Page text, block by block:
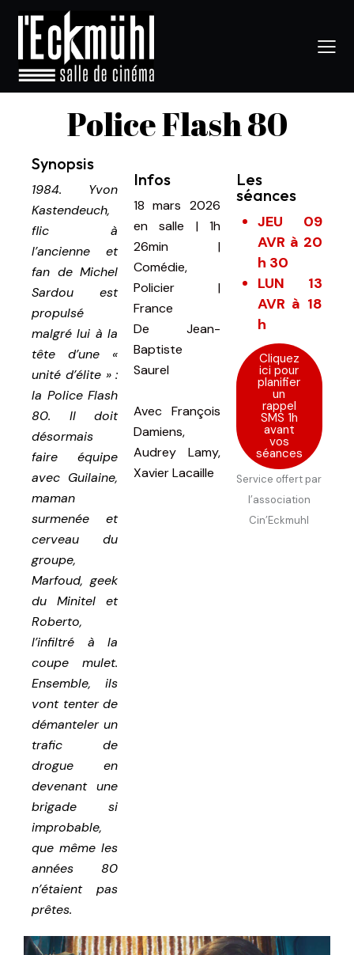
Police Flash 80
Synopsis
1984. Yvon
Kastendeuch,
flic à
l’ancienne et
fan de Michel
Sardou est
propulsé
malgré lui à la
tête d’une «
unité d’élite » :
la Police Flash
80. Il doit
désormais
faire équipe
avec Guilaine,
maman
surmenée et
cerveau du
groupe,
Marfoud, geek
du Minitel et
Roberto,
l’infiltré à la
coupe mulet.
Ensemble, ils
vont tenter de
démanteler un
trafic de
drogue en
devenant une
brigade si
improbable,
que même les
années 80
n’étaient pas
prêtes.
Infos
18 mars 2026
en salle |1h
26min |
Comédie,
Policier |
France
De Jean-
Baptiste
Saurel
Avec François
Damiens,
Audrey Lamy,
Xavier Lacaille
Les
séances
JEU 09
AVR à 20
h 30
LUN 13
AVR à 18
h
Cliquez
ici pour
planifier
un
rappel
SMS 1h
avant
vos
séances
Service offert par
l’association
Cin’Eckmuhl